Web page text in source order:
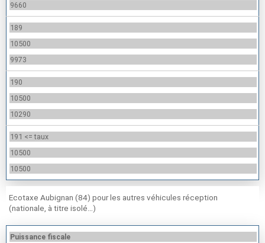
9660
189
10500
9973
190
10500
10290
191 <= taux
10500
10500
Ecotaxe Aubignan (84) pour les autres véhicules réception
(nationale, à titre isolé…)
Puissance fiscale